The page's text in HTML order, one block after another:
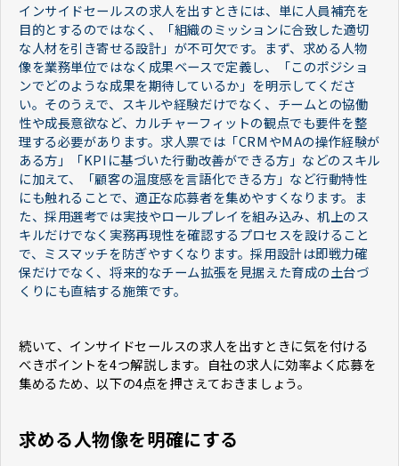
インサイドセールスの求人を出すときには、単に人員補充を
目的とするのではなく、「組織のミッションに合致した適切
な人材を引き寄せる設計」が不可欠です。まず、求める人物
像を業務単位ではなく成果ベースで定義し、「このポジショ
ンでどのような成果を期待しているか」を明示してくださ
い。そのうえで、スキルや経験だけでなく、チームとの協働
性や成長意欲など、カルチャーフィットの観点でも要件を整
理する必要があります。求人票では「CRMやMAの操作経験が
ある方」「KPIに基づいた行動改善ができる方」などのスキル
に加えて、「顧客の温度感を言語化できる方」など行動特性
にも触れることで、適正な応募者を集めやすくなります。ま
た、採用選考では実技やロールプレイを組み込み、机上のス
キルだけでなく実務再現性を確認するプロセスを設けること
で、ミスマッチを防ぎやすくなります。採用設計は即戦力確
保だけでなく、将来的なチーム拡張を見据えた育成の土台づ
くりにも直結する施策です。
続いて、インサイドセールスの求人を出すときに気を付ける
べきポイントを4つ解説します。自社の求人に効率よく応募を
集めるため、以下の4点を押さえておきましょう。
求める人物像を明確にする